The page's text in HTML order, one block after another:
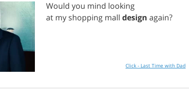
Would you mind looking
at my shopping mall design again?
Click - Last Time with Dad